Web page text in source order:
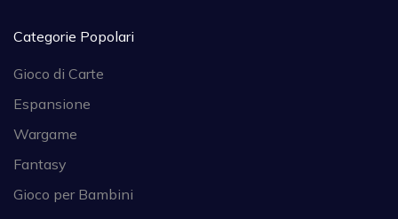
Categorie Popolari
Gioco di Carte
Espansione
Wargame
Fantasy
Gioco per Bambini